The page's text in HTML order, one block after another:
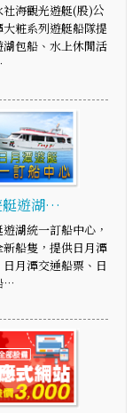
社海觀光遊艇(股)公
粧系列遊艇船隊提
包船、水上休閒活
艇遊湖…
湖統一訂船中心，
船隻，提供日月潭
月潭交通船票、日
…